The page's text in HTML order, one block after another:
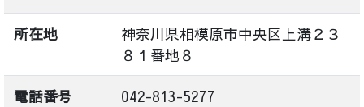
所在地
神奈川県相模原市中央区上溝２３
８１番地８
電話番号 042-813-5277